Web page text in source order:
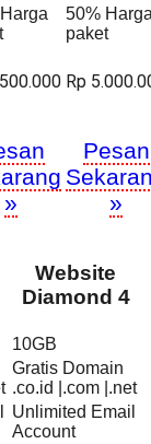
50%
paket
Rp
»
Pesan
»
Website
Diamond 4
10GB
Gratis Domain
.co.id |.com |.net
Unlimited Email
Account